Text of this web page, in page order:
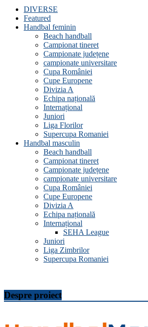
DIVERSE
Featured
Handbal feminin
Beach handball
Campionat tineret
Campionate județene
campionate universitare
Cupa României
Cupe Europene
Divizia A
Echipa națională
Internațional
Juniori
Liga Florilor
Supercupa Romaniei
Handbal masculin
Beach handball
Campionat tineret
Campionate județene
campionate universitare
Cupa României
Cupe Europene
Divizia A
Echipa națională
Internațional
SEHA League
Juniori
Liga Zimbrilor
Supercupa Romaniei
Despre proiect